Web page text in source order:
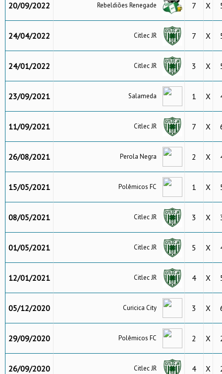
20/09/2022 Rebeldiões Renegade 7 X
24/04/2022 Citlec JR 7 X
24/01/2022 Citlec JR 3 X
23/09/2021 Salameda 1 X
11/09/2021 Citlec JR 7 X
26/08/2021 Perola Negra 2 X
15/05/2021 Polêmicos FC 1 X
08/05/2021 Citlec JR 3 X
01/05/2021 Citlec JR 5 X
12/01/2021 Citlec JR 4 X
05/12/2020 Curicica City 3 X
29/09/2020 Polêmicos FC 2 X
26/09/2020 Citlec JR 4 X